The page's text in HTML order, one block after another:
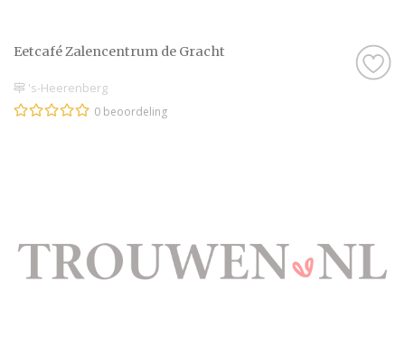
Eetcafé Zalencentrum de Gracht
's-Heerenberg
0 beoordeling